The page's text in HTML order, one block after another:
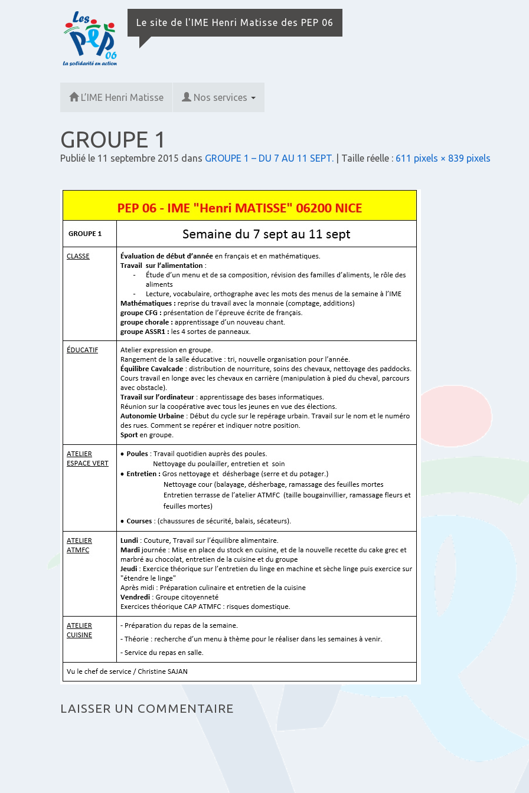
Le site de l'IME Henri Matisse des PEP 06
L’IME Henri Matisse Nos services
GROUPE 1
Publié le 11 septembre 2015 dans GROUPE 1 – DU 7 AU 11 SEPT. | Taille réelle : 611 pixels × 839 pixels
LAISSER UN COMMENTAIRE